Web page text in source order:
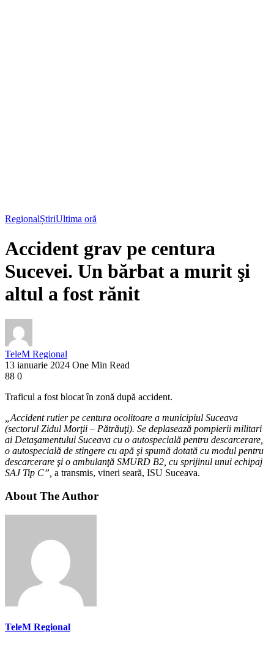
RegionalȘtiriUltima oră
Accident grav pe centura
Sucevei. Un bărbat a murit şi
altul a fost rănit
TeleM Regional
13 ianuarie 2024 One Min Read
88 0
Traficul a fost blocat în zonă după accident.
„Accident rutier pe centura ocolitoare a municipiul Suceava
(sectorul Zidul Morţii – Pătrăuţi). Se deplasează pompierii militari
ai Detaşamentului Suceava cu o autospecială pentru descarcerare,
o autospecială de stingere cu apă şi spumă dotată cu modul pentru
descarcerare şi o ambulanţă SMURD B2, cu sprijinul unui echipaj
SAJ Tip C”, a transmis, vineri seară, ISU Suceava.
About The Author
TeleM Regional